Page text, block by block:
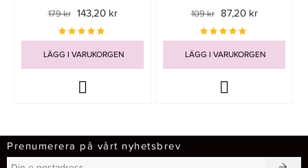
179 kr 143,20 kr
LÄGG I VARUKORGEN
109 kr 87,20 kr
LÄGG I VARUKORGEN
Prenumerera på vårt nyhetsbrev